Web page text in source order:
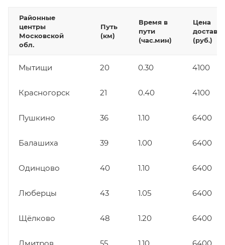
Районные
центры
Московской
обл.
Путь
(км)
Время в
пути
(час.мин)
Цена
(руб.)
Мытищи 20 0.30 4100
Красногорск 21 0.40 4100
Пушкино 36 1.10 6400
Балашиха 39 1.00 6400
Одинцово 40 1.10 6400
Люберцы 43 1.05 6400
Щёлково 48 1.20 6400